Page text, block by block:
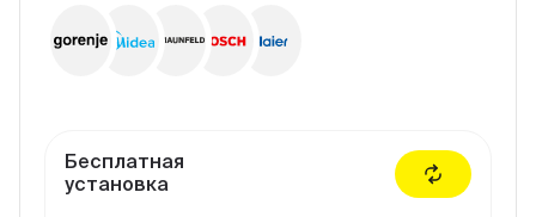
Бесплатная
установка